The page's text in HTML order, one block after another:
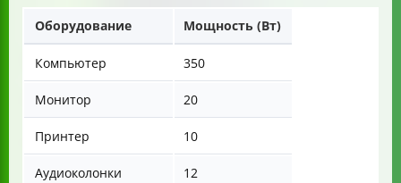
Оборудование Мощность (Вт)
Компьютер 350
Монитор 20
Принтер 10
Аудиоколонки 12